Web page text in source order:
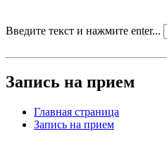
Введите текст и нажмите enter...
Запись на прием
Главная страница
Запись на прием